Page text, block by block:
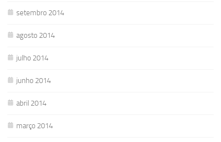
setembro 2014
agosto 2014
julho 2014
junho 2014
abril 2014
março 2014